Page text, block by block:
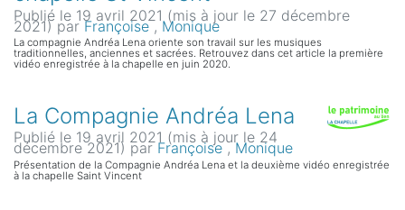
Publié le 19 avril 2021 (mis à jour le 27 décembre
2021) parFrançoise,Monique
La compagnie Andréa Lena oriente son travail sur les musiques
traditionnelles, anciennes et sacrées. Retrouvez dans cet article la première
vidéo enregistrée à la chapelle en juin 2020.
La Compagnie Andréa Lena
Publié le 19 avril 2021 (mis à jour le 24
décembre 2021) parFrançoise ,Monique
Présentation de la Compagnie Andréa Lena et la deuxième vidéo enregistrée
à la chapelle Saint Vincent